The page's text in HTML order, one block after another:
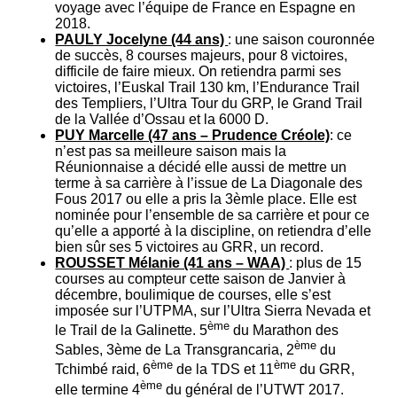
voyage avec l’équipe de France en Espagne en
2018.
PAULY Jocelyne (44 ans) : une saison couronnée
de succès, 8 courses majeurs, pour 8 victoires,
difficile de faire mieux. On retiendra parmi ses
victoires, l’Euskal Trail 130 km, l’Endurance Trail
des Templiers, l’Ultra Tour du GRP, le Grand Trail
de la Vallée d’Ossau et la 6000 D.
PUY Marcelle (47 ans – Prudence Créole): ce
n’est pas sa meilleure saison mais la
Réunionnaise a décidé elle aussi de mettre un
terme à sa carrière à l’issue de La Diagonale des
Fous 2017 ou elle a pris la 3èmle place. Elle est
nominée pour l’ensemble de sa carrière et pour ce
qu’elle a apporté à la discipline, on retiendra d’elle
bien sûr ses 5 victoires au GRR, un record.
ROUSSET Mélanie (41 ans – WAA) : plus de 15
courses au compteur cette saison de Janvier à
décembre, boulimique de courses, elle s’est
imposée sur l’UTPMA, sur l’Ultra Sierra Nevada et
le Trail de la Galinette. 5ème du Marathon des
Sables, 3ème de La Transgrancaria, 2ème du
Tchimbé raid, 6ème de la TDS et 11ème du GRR,
elle termine 4ème du général de l’UTWT 2017.